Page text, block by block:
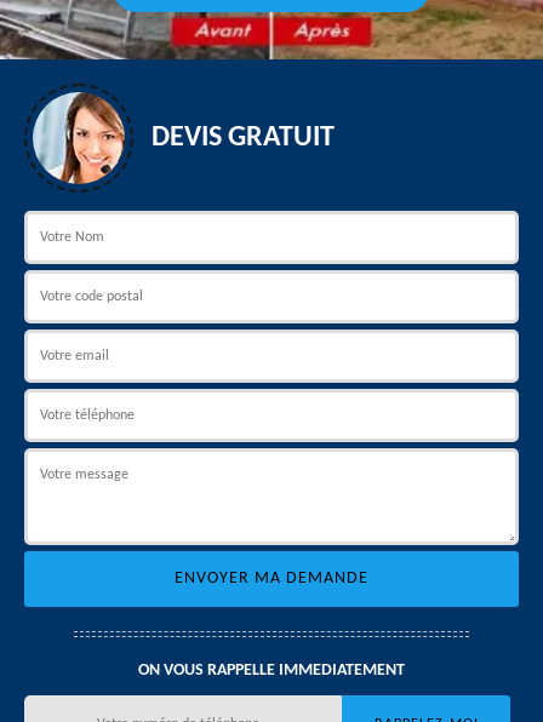
DEVIS GRATUIT
ON VOUS RAPPELLE IMMEDIATEMENT